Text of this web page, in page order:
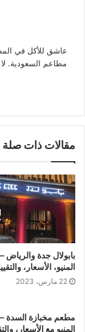
عاشق للأكل في
مطاعم السعودية.
مقالات ذات صلة
بابولال جدة والرياض
المنيو، الأسعار،
22 مارس، 2023
مطعم مخبازة السدة –
المنيو مع الأسعار،